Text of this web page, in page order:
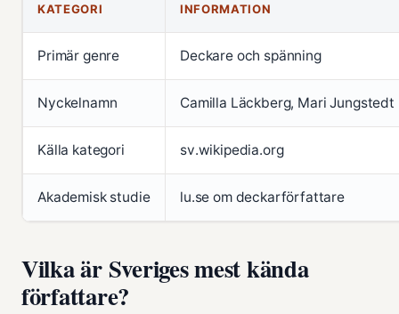
KATEGORI INFORMATION
Primär genre Deckare och spänning
Nyckelnamn Camilla Läckberg, Mari Jungstedt
Källa kategori sv.wikipedia.org
Akademisk studie lu.se om deckarförfattare
Vilka är Sveriges mest kända
författare?